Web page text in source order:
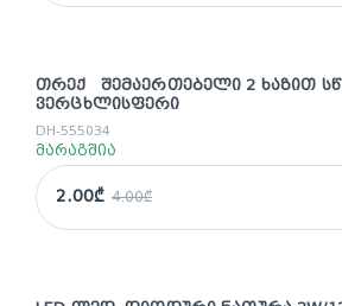
sale
ᲗᲠᲔᲥ ᲨᲔᲛᲐᲔᲠᲗᲔᲑᲔᲚᲘ 2 ᲮᲐᲖᲘᲗ
ᲕᲔᲠᲪᲮᲚᲘᲡᲤᲔᲠᲘ
DH-555034
მარაგშია
2.00₾ 4.00₾